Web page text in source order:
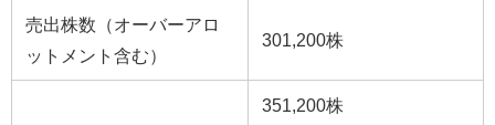
売出株数（オーバーアロ
ットメント含む）
301,200株
351,200株